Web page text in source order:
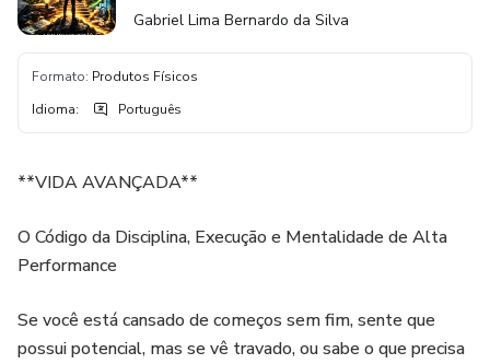
Gabriel Lima Bernardo da Silva
Formato: Produtos Físicos
Idioma: Português
**VIDA AVANÇADA**
O Código da Disciplina, Execução e Mentalidade de Alta
Performance
Se você está cansado de começos sem fim, sente que
possui potencial, mas se vê travado, ou sabe o que precisa